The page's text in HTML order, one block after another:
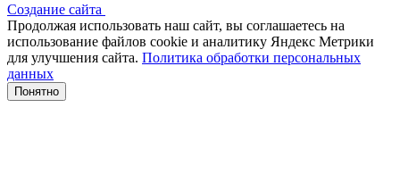
Создание сайта
Продолжая использовать наш сайт, вы соглашаетесь на
использование файлов сооkіе и аналитику Яндекс Метрики
для улучшения сайта. Политика обработки персональных
данных
Понятно